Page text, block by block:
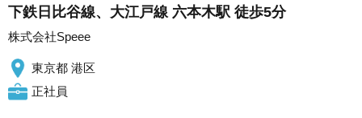
下鉄日比谷線、大江戸線 六本木駅 徒歩5分
株式会社Speee
東京都 港区
正社員